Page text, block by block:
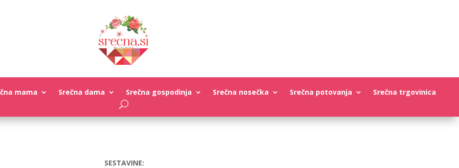
mama Srečna dama Srečna gospodinja Srečna nosečka Srečna potovanja Srečna trgovinica
SESTAVINE: